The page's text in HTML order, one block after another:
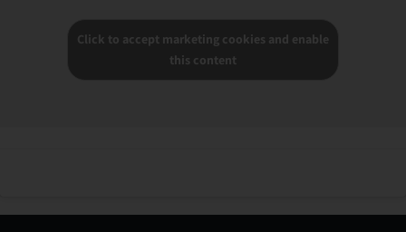
Click to accept marketing cookies and enable
this content